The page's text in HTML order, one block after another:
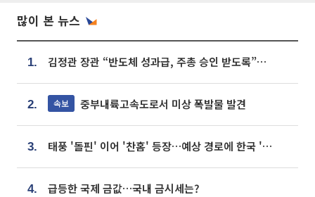
많이 본 뉴스
1. 김정관 장관 “반도체 성과급, 주총 승인 받도록”…상법·자본시장법 개정 시사
2. 속보 중부내륙고속도로서 미상 폭발물 발견
3. 태풍 '돌핀' 이어 '찬홈' 등장…예상 경로에 한국 '한숨'
4. 급등한 국제 금값…국내 금시세는?